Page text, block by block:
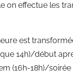
on effectue les
est
14h)/début
(16h-18h)/soirée